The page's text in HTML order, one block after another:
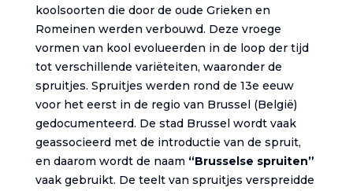
koolsoorten die door de oude Grieken en
Romeinen werden verbouwd. Deze vroege
vormen van kool evolueerden in de loop der tijd
tot verschillende variëteiten, waaronder de
spruitjes. Spruitjes werden rond de 13e eeuw
voor het eerst in de regio van Brussel (België)
gedocumenteerd. De stad Brussel wordt vaak
geassocieerd met de introductie van de spruit,
en daarom wordt de naam “Brusselse spruiten”
vaak gebruikt. De teelt van spruitjes verspreidde